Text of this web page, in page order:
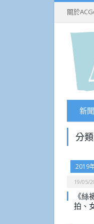
關於
新
分
2019
19/05/
《
拍、